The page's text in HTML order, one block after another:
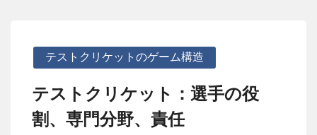
テストクリケットのゲーム構造
テストクリケット：選手の役
割、専門分野、責任